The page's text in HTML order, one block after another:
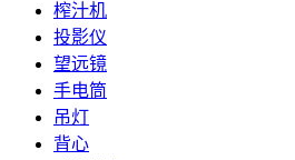
榨汁机
投影仪
望远镜
手电筒
吊灯
背心